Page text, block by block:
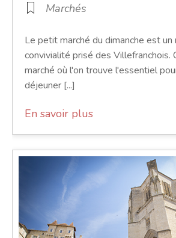
Marchés
Le petit marché du dimanche est
convivialité prisé des Villefranchois.
marché où l'on trouve l'essentiel
déjeuner [...]
En savoir plus